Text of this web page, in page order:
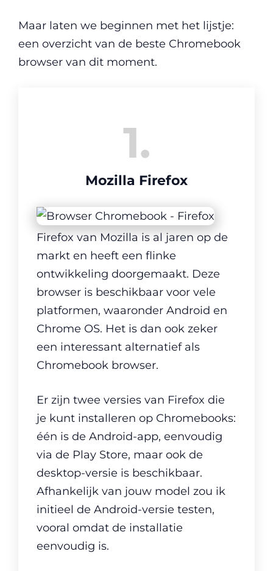
Maar laten we beginnen met het lijstje:
een overzicht van de beste Chromebook
browser van dit moment.
1
Mozilla Firefox
Firefox van Mozilla is al jaren op de
markt en heeft een flinke
ontwikkeling doorgemaakt. Deze
browser is beschikbaar voor vele
platformen, waaronder Android en
Chrome OS. Het is dan ook zeker
een interessant alternatief als
Chromebook browser.
Er zijn twee versies van Firefox die
je kunt installeren op Chromebooks:
één is de Android-app, eenvoudig
via de Play Store, maar ook de
desktop-versie is beschikbaar.
Afhankelijk van jouw model zou ik
initieel de Android-versie testen,
vooral omdat de installatie
eenvoudig is.